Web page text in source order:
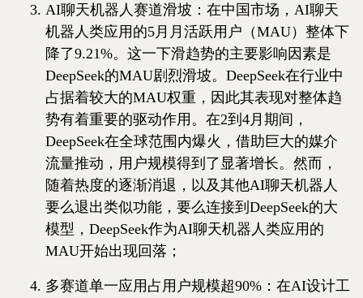
AI聊天机器人赛道滑坡：在中国市场，AI聊天
机器人类应用的5月月活跃用户（MAU）整体下
降了9.21%。这一下滑趋势的主要影响因素是
DeepSeek的MAU剧烈滑坡。DeepSeek在行业中
占据着较大的MAU权重，因此其表现对整体趋
势有着重要的驱动作用。在2到4月期间，
DeepSeek在全球范围内爆火，借助巨大的媒介
流量推动，用户规模得到了显著增长。然而，
随着热度的逐渐消退，以及其他AI聊天机器人
要么退出类似功能，要么连接到DeepSeek的大
模型，DeepSeek作为AI聊天机器人类应用的
MAU开始出现回落；
多赛道单一应用占用户规模超90%：在AI设计工